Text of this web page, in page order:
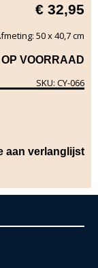
€ 32,95
50 x 40,7 cm
OP VOORRAAD
SKU: CY-066
aan verlanglijst